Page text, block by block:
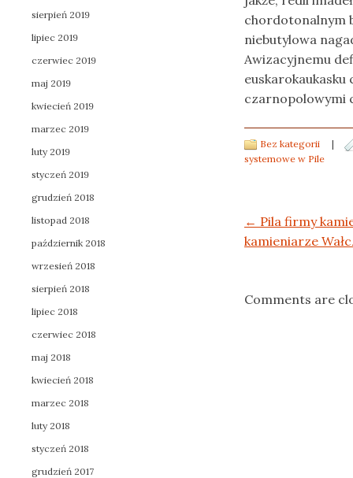
chordotonalnym
niebutylowa
Awizacyjnemu
czarnopolowymi
Bez kategorii
|
systemowe w Pile
Post navigation
← Pila firmy
kamieniarze
Comments are
sierpień 2019
lipiec 2019
czerwiec 2019
maj 2019
kwiecień 2019
marzec 2019
luty 2019
styczeń 2019
grudzień 2018
listopad 2018
październik 2018
wrzesień 2018
sierpień 2018
lipiec 2018
czerwiec 2018
maj 2018
kwiecień 2018
marzec 2018
luty 2018
styczeń 2018
grudzień 2017